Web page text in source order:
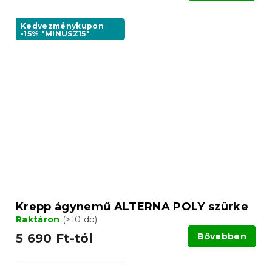
Kedvezménykupon
-15% "MINUSZ15"
Krepp ágynemű ALTERNA POLY szürke
Raktáron (>10 db)
5 690 Ft-tól Bővebben